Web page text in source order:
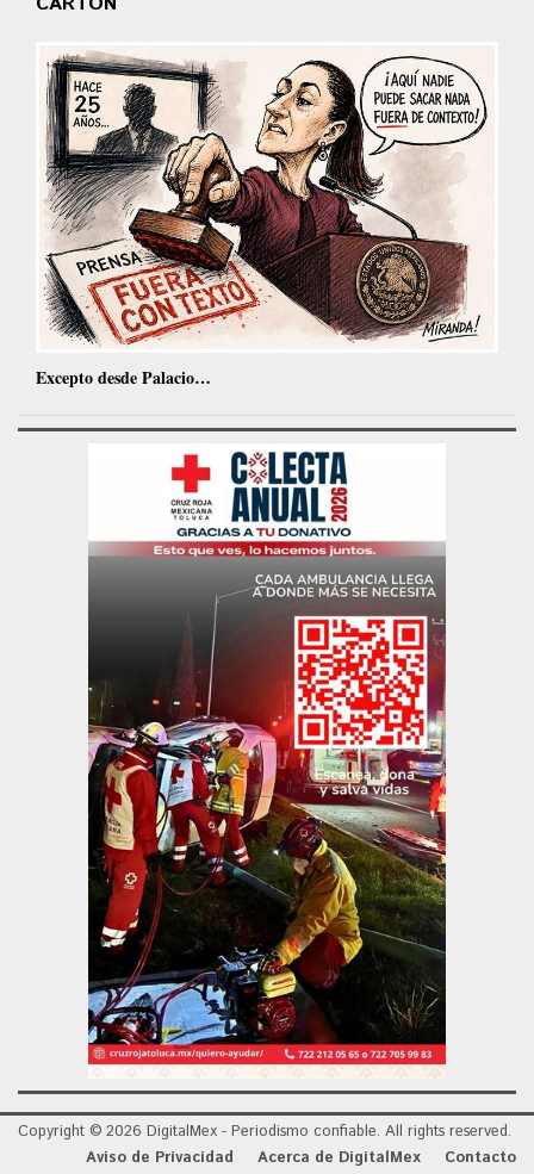
Excepto desde Palacio…
Copyright © 2026 DigitalMex - Periodismo confiable. All rights reserved.
Aviso de Privacidad
Acerca de DigitalMex Contacto